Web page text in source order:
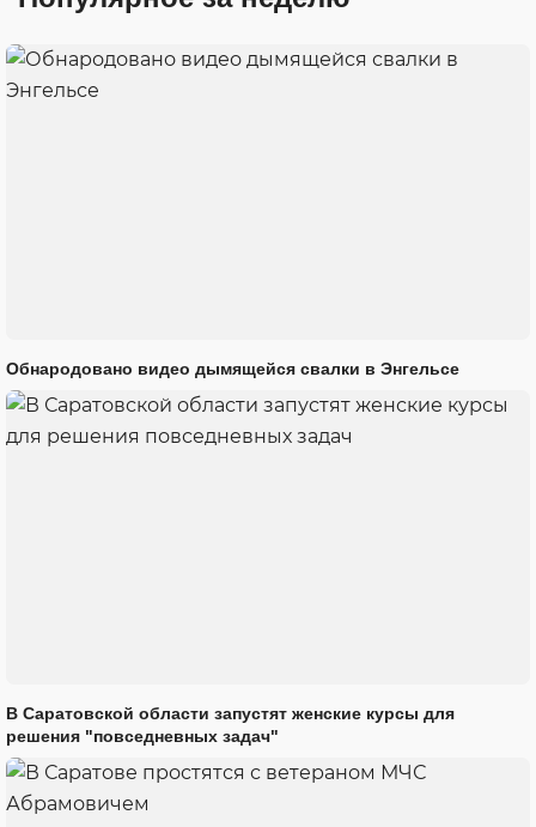
Обнародовано видео дымящейся свалки в Энгельсе
В Саратовской области запустят женские курсы для
решения "повседневных задач"